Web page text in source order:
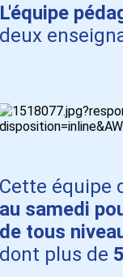
équipe
samedi
tous
plus de